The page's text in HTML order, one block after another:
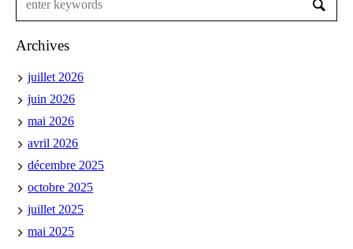
Archives
juillet 2026
juin 2026
mai 2026
avril 2026
décembre 2025
octobre 2025
juillet 2025
mai 2025